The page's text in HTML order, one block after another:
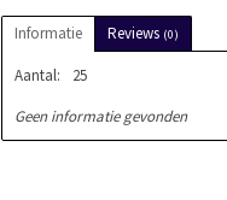
Informatie Reviews (0)
Aantal:
25
Geen informatie gevonden